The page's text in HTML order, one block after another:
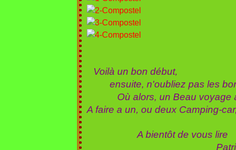
Voilà un bon début,
ensuite, n'oubliez pas les
Où alors, un Beau voyage à
A faire a un, ou deux Camping-
A bientôt de vous lire